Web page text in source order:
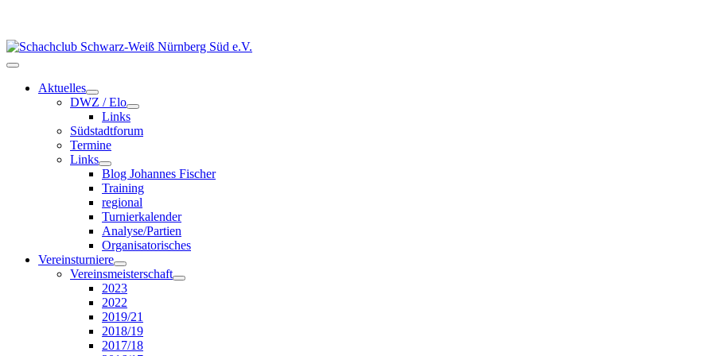
Aktuelles
DWZ / Elo
Links
Südstadtforum
Termine
Links
Blog Johannes Fischer
Training
regional
Turnierkalender
Analyse/Partien
Organisatorisches
Vereinsturniere
Vereinsmeisterschaft
2023
2022
2019/21
2018/19
2017/18